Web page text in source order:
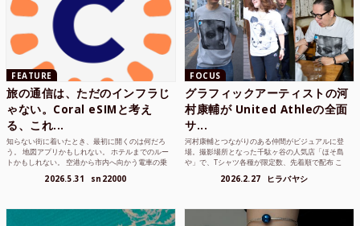
FEATURE
旅の通信は、ただのインフラじ
ゃない。Coral eSIMと考え
る、これ...
知らない街に着いたとき、最初に開くのは何だろ
う。 地図アプリかもしれない。 ホテルまでのルー
トかもしれない。 空港から市内へ向かう電車の乗
2026.5.31 sn22000
FOCUS
グラフィックアーティストの河
村康輔が United Athleの全面
サ...
河村康輔とつながりのある仲間がビジュアルに登
場。撮影場所となった千駄ヶ谷の人気店「ほそ島
や」で、Tシャツ各種が限定数、先着順で配布 こ
2026.2.27 ヒラバヤシ